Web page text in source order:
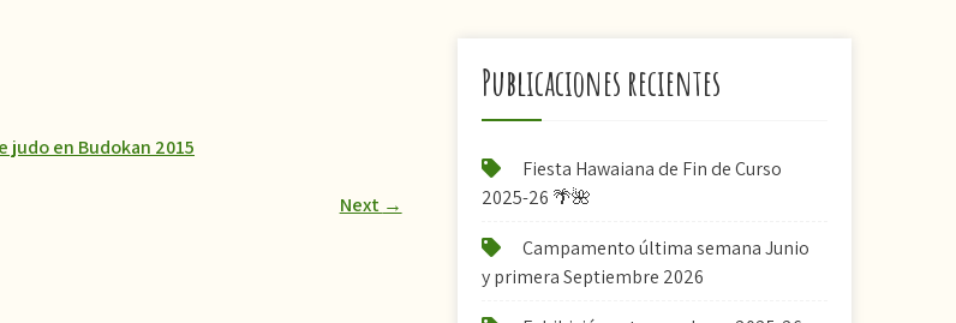
judo en Budokan 2015
Next →
Publicaciones recientes
Fiesta Hawaiana de Fin de Curso
2025-26 🌴🌺
Campamento última semana Junio
y primera Septiembre 2026